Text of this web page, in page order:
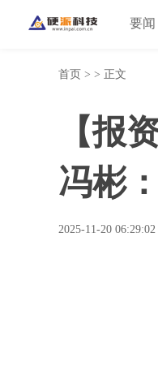
要闻
首页 > > 正文
【报
冯彬
2025-11-20 06:29:02